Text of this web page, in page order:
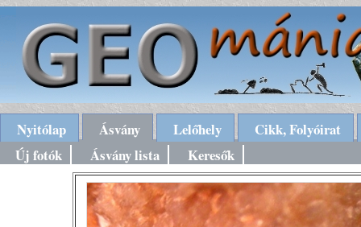
Nyitólap Ásvány Lelőhely
Cikk, Folyóirat
Új fotók
Ásvány lista Keresők